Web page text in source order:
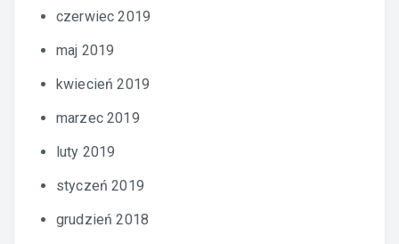
czerwiec 2019
maj 2019
kwiecień 2019
marzec 2019
luty 2019
styczeń 2019
grudzień 2018